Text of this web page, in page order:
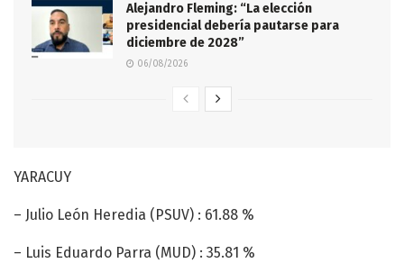
Alejandro Fleming: “La elección
presidencial debería pautarse para
diciembre de 2028”
06/08/2026
YARACUY
– Julio León Heredia (PSUV) : 61.88 %
– Luis Eduardo Parra (MUD) : 35.81 %